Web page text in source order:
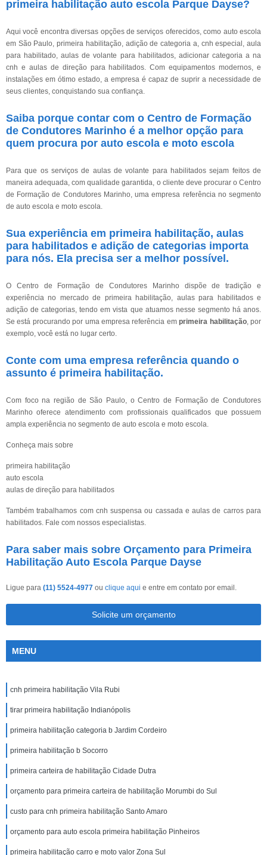
primeira habilitação auto escola Parque Dayse?
Aqui você encontra diversas opções de serviços oferecidos, como auto escola
em São Paulo, primeira habilitação, adição de categoria a, cnh especial, aula
para habilitado, aulas de volante para habilitados, adicionar categoria a na
cnh e aulas de direção para habilitados. Com equipamentos modernos, e
instalações em ótimo estado, a empresa é capaz de suprir a necessidade de
seus clientes, conquistando sua confiança.
Saiba porque contar com o Centro de Formação
de Condutores Marinho é a melhor opção para
quem procura por auto escola e moto escola
Para que os serviços de aulas de volante para habilitados sejam feitos de
maneira adequada, com qualidade garantida, o cliente deve procurar o Centro
de Formação de Condutores Marinho, uma empresa referência no segmento
de auto escola e moto escola.
Sua experiência em primeira habilitação, aulas
para habilitados e adição de categorias importa
para nós. Ela precisa ser a melhor possível.
O Centro de Formação de Condutores Marinho dispõe de tradição e
experiência no mercado de primeira habilitação, aulas para habilitados e
adição de categorias, tendo em vista que atuamos nesse segmento há anos.
Se está procurando por uma empresa referência emprimeira habilitação, por
exemplo, você está no lugar certo.
Conte com uma empresa referência quando o
assunto é primeira habilitação.
Com foco na região de São Paulo, o Centro de Formação de Condutores
Marinho oferece atendimento com profissionais qualificados que possuem
ampla experiência no segmento de auto escola e moto escola.
Conheça mais sobre
primeira habilitação
auto escola
aulas de direção para habilitados
Também trabalhamos com cnh suspensa ou cassada e aulas de carros para
habilitados. Fale com nossos especialistas.
Para saber mais sobre Orçamento para Primeira
Habilitação Auto Escola Parque Dayse
Ligue para (11) 5524-4977 ou clique aqui e entre em contato por email.
Solicite um orçamento
MENU
cnh primeira habilitação Vila Rubi
tirar primeira habilitação Indianópolis
primeira habilitação categoria b Jardim Cordeiro
primeira habilitação b Socorro
primeira carteira de habilitação Cidade Dutra
orçamento para primeira carteira de habilitação Morumbi do Sul
custo para cnh primeira habilitação Santo Amaro
orçamento para auto escola primeira habilitação Pinheiros
primeira habilitação carro e moto valor Zona Sul